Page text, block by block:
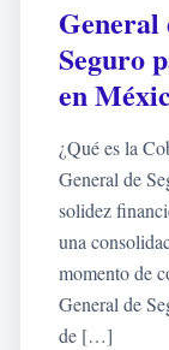
General
Seguro
en
¿Qué es la
General de
solidez
una
momento de
General de
de […]